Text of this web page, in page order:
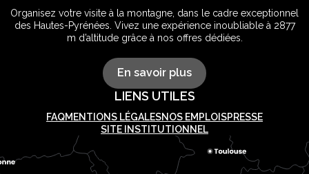
Organisez votre visite à la montagne, dans le cadre exceptionnel
des Hautes-Pyrénées. Vivez une expérience inoubliable à 2877
m d’altitude grâce à nos offres dédiées.
En savoir plus
LIENS UTILES
FAQMENTIONS LÉGALESNOS EMPLOISPRESSE
SITE INSTITUTIONNEL